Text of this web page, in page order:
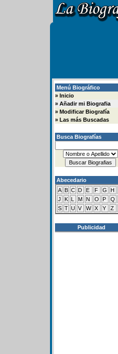
Menú Biográfico
» Inicio
» Añadir mi Biografia
» Modificar Biografía
» Las más Buscadas
Busca Biografías
Abecedario
A B C D E F G H
J
K L M N O P Q
S T U V W X Y Z
Publicidad